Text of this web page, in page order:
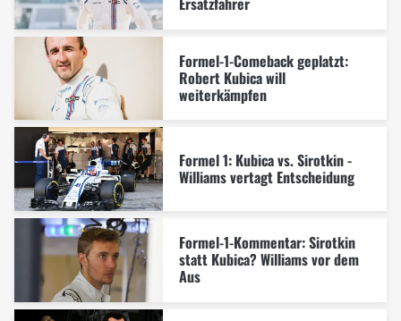
Formel-1-Comeback geplatzt:
Robert Kubica will
weiterkämpfen
Formel 1: Kubica vs. Sirotkin -
Williams vertagt Entscheidung
Formel-1-Kommentar: Sirotkin
statt Kubica? Williams vor dem
Aus